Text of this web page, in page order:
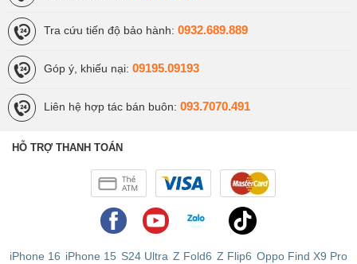
Tra cứu tiến độ bảo hành: 0932.689.889
Góp ý, khiếu nại: 09195.09193
Liên hệ hợp tác bán buôn: 093.7070.491
HỖ TRỢ THANH TOÁN
iPhone 16 iPhone 15 S24 Ultra Z Fold6 Z Flip6 Oppo Find X9 Pro